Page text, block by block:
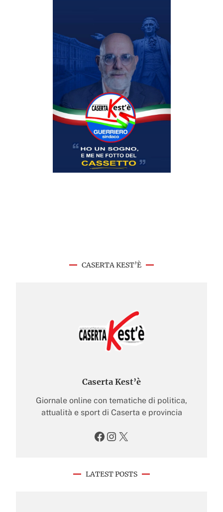
CASERTA KEST’È
Caserta Kest’è
Giornale online con tematiche di politica,
attualità e sport di Caserta e provincia
Facebook Instagram X
LATEST POSTS